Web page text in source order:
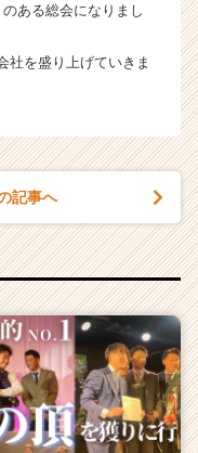
ある総会になりまし
社を盛り上げていきま
記事へ